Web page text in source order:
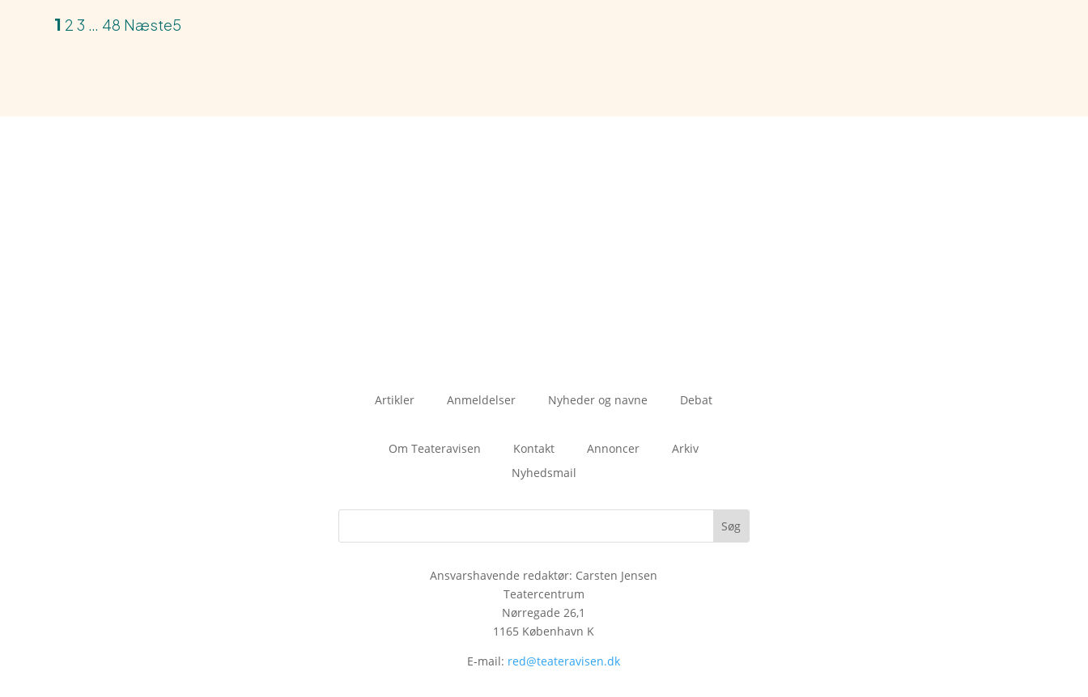
1 2 3 48 Næste
Artikler Anmeldelser Nyheder og navne Debat
Om Teateravisen Kontakt Annoncer
Arkiv
Nyhedsmail
Ansvarshavende redaktør: Carsten Jensen
Teatercentrum
Nørregade 26,1
1165 København K
E-mail: red@teateravisen.dk